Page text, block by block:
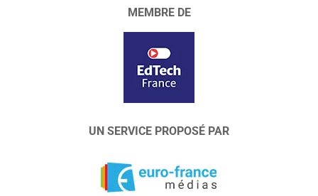
MEMBRE DE
UN SERVICE PROPOSÉ PAR